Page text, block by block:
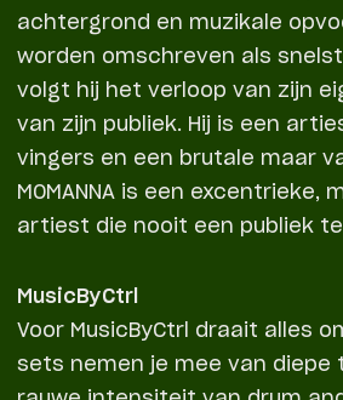
achtergrond en muzikale
worden omschreven als
volgt hij het verloop van zijn
van zijn publiek. Hij is een
vingers en een brutale maar
MOMANNA is een
artiest die nooit een publiek
MusicByCtrl
Voor MusicByCtrl draait alles
sets nemen je mee van diepe